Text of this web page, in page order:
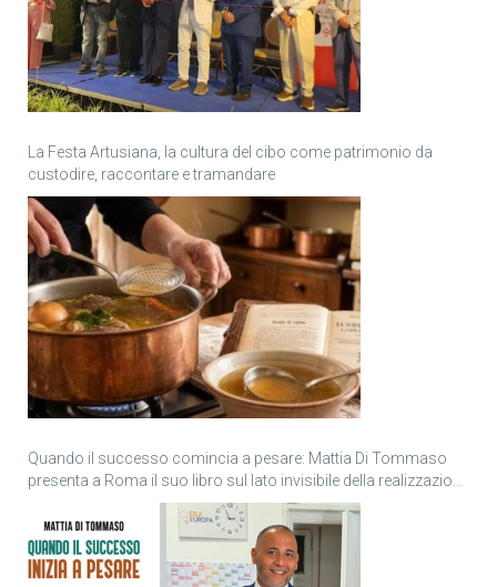
La Festa Artusiana, la cultura del cibo come patrimonio da
custodire, raccontare e tramandare
Quando il successo comincia a pesare: Mattia Di Tommaso
presenta a Roma il suo libro sul lato invisibile della realizzazione